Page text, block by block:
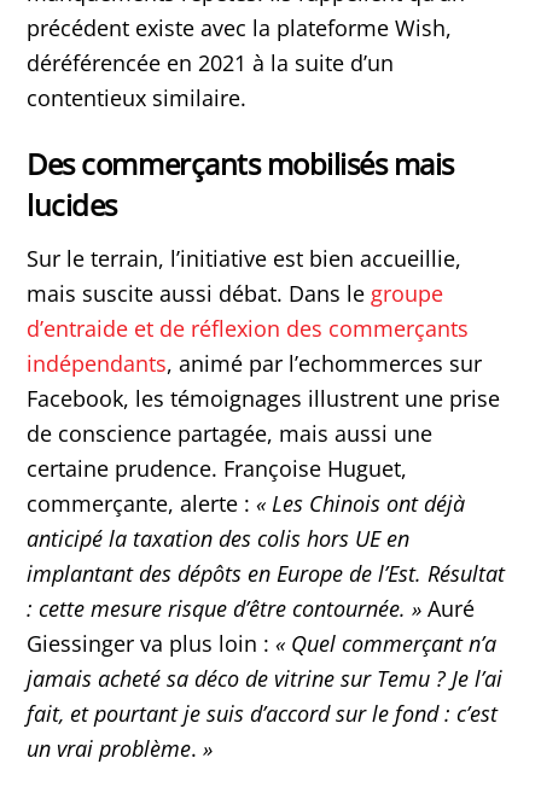
précédent existe avec la plateforme Wish,
déréférencée en 2021 à la suite d’un
contentieux similaire.
Des commerçants mobilisés mais
lucides
Sur le terrain, l’initiative est bien accueillie,
mais suscite aussi débat. Dans le groupe
d’entraide et de réflexion des commerçants
indépendants, animé par l’echommerces sur
Facebook, les témoignages illustrent une prise
de conscience partagée, mais aussi une
certaine prudence. Françoise Huguet,
commerçante, alerte :« Les Chinois ont déjà
anticipé la taxation des colis hors UE en
implantant des dépôts en Europe de l’Est. Résultat
: cette mesure risque d’être contournée. » Auré
Giessinger va plus loin :« Quel commerçant n’a
jamais acheté sa déco de vitrine sur Temu ? Je l’ai
fait, et pourtant je suis d’accord sur le fond : c’est
un vrai problème.»